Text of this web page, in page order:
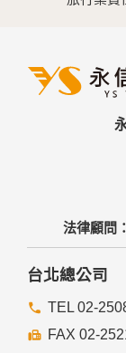
法律顧問
台北總公司
TEL 02-
FAX 02-